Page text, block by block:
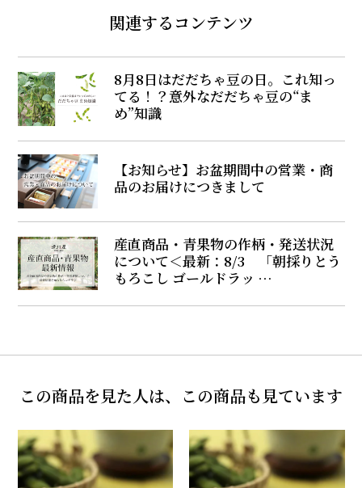
関連するコンテンツ
8月8日はだだちゃ豆の日。これ知っ
てる！？意外なだだちゃ豆の“ま
め”知識
【お知らせ】お盆期間中の営業・商
品のお届けにつきまして
産直商品・青果物の作柄・発送状況
について＜最新：8/3 「朝採りとう
もろこし ゴールドラッ …
この商品を見た人は、この商品も見ています